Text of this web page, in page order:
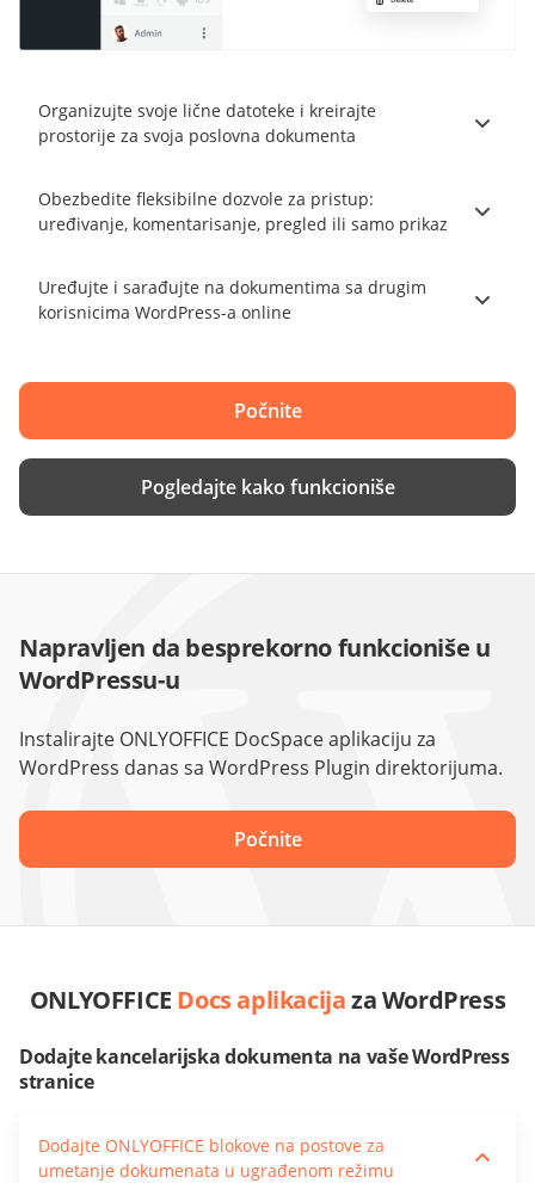
Organizujte svoje lične datoteke i kreirajte
prostorije za svoja poslovna dokumenta
Obezbedite fleksibilne dozvole za pristup:
uređivanje, komentarisanje, pregled ili samo prikaz
Uređujte i sarađujte na dokumentima sa drugim
korisnicima WordPress-a online
Počnite
Pogledajte kako funkcioniše
Napravljen da besprekorno funkcioniše u
WordPressu-u
Instalirajte ONLYOFFICE DocSpace aplikaciju za
WordPress danas sa WordPress Plugin direktorijuma.
Počnite
ONLYOFFICE Docs aplikacijaza WordPress
Dodajte kancelarijska dokumenta na vaše WordPress
stranice
Dodajte ONLYOFFICE blokove na postove za
umetanje dokumenata u ugrađenom režimu